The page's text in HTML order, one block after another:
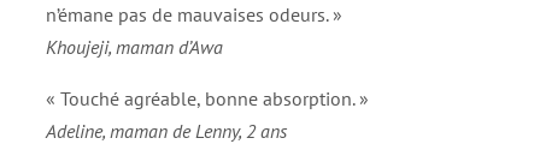
n’émane pas de mauvaises odeurs. »
Khoujeji, maman d’Awa
« Touché agréable, bonne absorption. »
Adeline, maman de Lenny, 2 ans